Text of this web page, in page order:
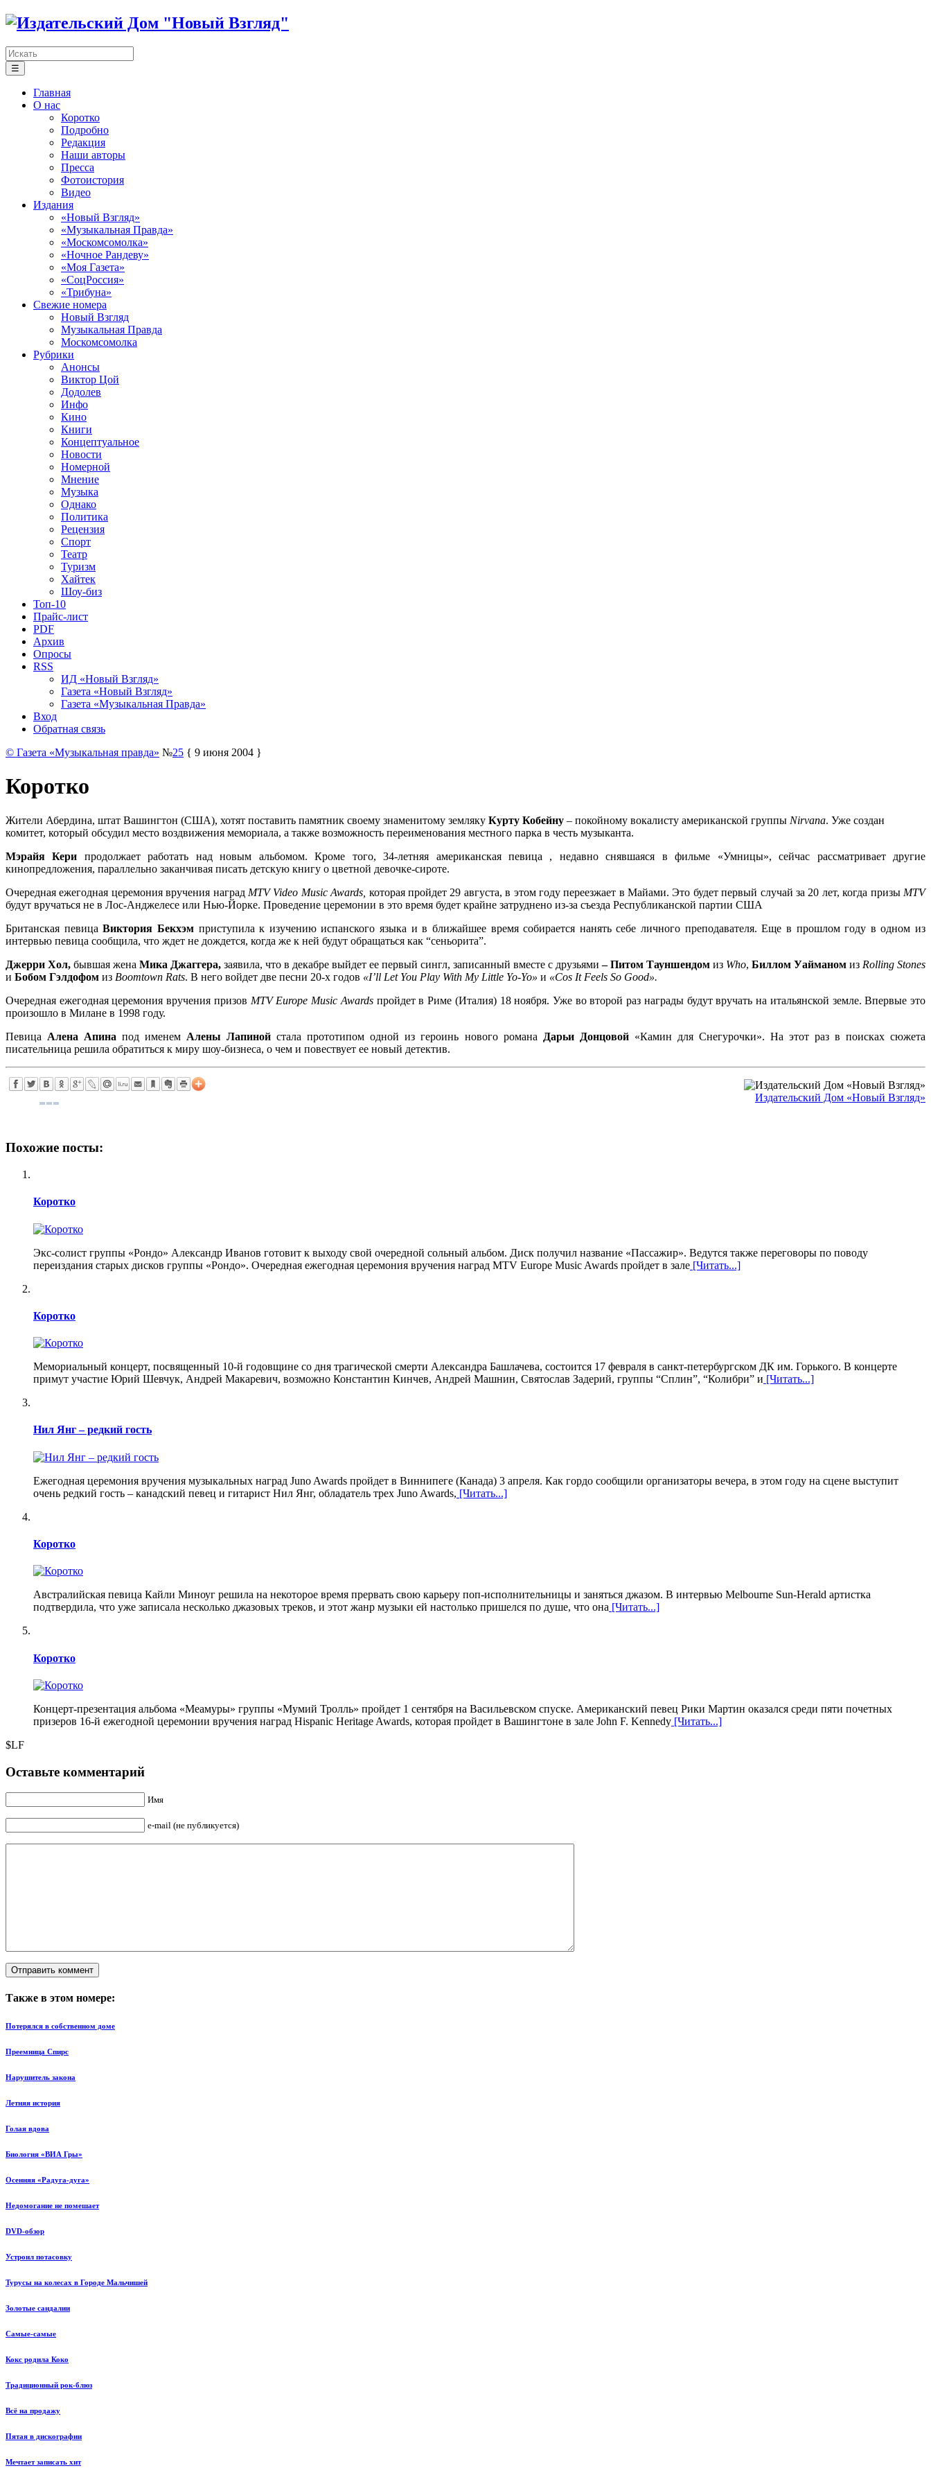
☰
Главная
О нас
Коротко
Подробно
Редакция
Наши авторы
Пресса
Фотоистория
Видео
Издания
«Новый Взгляд»
«Музыкальная Правда»
«Москомсомолка»
«Ночное Рандеву»
«Моя Газета»
«СоцРоссия»
«Трибуна»
Свежие номера
Новый Взгляд
Музыкальная Правда
Москомсомолка
Рубрики
Анонсы
Виктор Цой
Додолев
Инфо
Кино
Книги
Концептуальное
Новости
Номерной
Мнение
Музыка
Однако
Политика
Рецензия
Спорт
Театр
Туризм
Хайтек
Шоу-биз
Топ-10
Прайс-лист
PDF
Архив
Опросы
RSS
ИД «Новый Взгляд»
Газета «Новый Взгляд»
Газета «Музыкальная Правда»
Вход
Обратная связь
© Газета «Музыкальная правда» №25 { 9 июня 2004 }
Коротко
Жители Абердина, штат Вашингтон (США), хотят поставить памятник своему знаменитому земляку Курту Кобейну – покойному вокалисту американской группы Nirvana. Уже создан
комитет, который обсудил место воздвижения мемориала, а также возможность переименования местного парка в честь музыканта.
Мэрайя Кери продолжает работать над новым альбомом. Кроме того, 34-летняя американская певица , недавно снявшаяся в фильме «Умницы», сейчас рассматривает другие
кинопредложения, параллельно заканчивая писать детскую книгу о цветной девочке-сироте.
Очередная ежегодная церемония вручения наград MTV Video Music Awards, которая пройдет 29 августа, в этом году переезжает в Майами. Это будет первый случай за 20 лет, когда призы MTV
будут вручаться не в Лос-Анджелесе или Нью-Йорке. Проведение церемонии в это время будет крайне затруднено из-за съезда Республиканской партии США
Британская певицаВиктория Бекхэмприступила к изучению испанского языка и в ближайшее время собирается нанять себе личного преподавателя. Еще в прошлом году в одном из
интервью певица сообщила, что ждет не дождется, когда же к ней будут обращаться как “сеньорита”.
Джерри Хол, бывшая жена Мика Джаггера, заявила, что в декабре выйдет ее первый сингл, записанный вместе с друзьями– Питом Тауншендом из Who, Биллом Уайманом из Rolling Stones
и Бобом Гэлдофом из Boomtown Rats. В него войдет две песни 20-х годов «I’ll Let You Play With My Little Yo-Yo» и «Cos It Feels So Good».
Очередная ежегодная церемония вручения призов MTV Europe Music Awardsпройдет в Риме (Италия) 18 ноября. Уже во второй раз награды будут вручать на итальянской земле. Впервые это
произошло в Милане в 1998 году.
Певица Алена Апина под именем Алены Лапиной стала прототипом одной из героинь нового романа Дарьи Донцовой«Камин для Снегурочки». На этот раз в поисках сюжета
писательница решила обратиться к миру шоу-бизнеса, о чем и повествует ее новый детектив.
Издательский Дом «Новый Взгляд»
Похожие посты:
Коротко
Экс-солист группы «Рондо» Александр Иванов готовит к выходу свой очередной сольный альбом. Диск получил название «Пассажир». Ведутся также переговоры по поводу
переиздания старых дисков группы «Рондо». Очередная ежегодная церемония вручения наград MTV Europe Music Awards пройдет в зале [Читать...]
Коротко
Мемориальный концерт, посвященный 10-й годовщине со дня трагической смерти Александра Башлачева, состоится 17 февраля в санкт-петербургском ДК им. Горького. В концерте
примут участие Юрий Шевчук, Андрей Макаревич, возможно Константин Кинчев, Андрей Машнин, Святослав Задерий, группы “Сплин”, “Колибри” и [Читать...]
Нил Янг – редкий гость
Ежегодная церемония вручения музыкальных наград Juno Awards пройдет в Виннипеге (Канада) 3 апреля. Как гордо сообщили организаторы вечера, в этом году на сцене выступит
очень редкий гость – канадский певец и гитарист Нил Янг, обладатель трех Juno Awards, [Читать...]
Коротко
Австралийская певица Кайли Миноуг решила на некоторое время прервать свою карьеру поп-исполнительницы и заняться джазом. В интервью Melbourne Sun-Herald артистка
подтвердила, что уже записала несколько джазовых треков, и этот жанр музыки ей настолько пришелся по душе, что она [Читать...]
Коротко
Концерт-презентация альбома «Меамуры» группы «Мумий Тролль» пройдет 1 сентября на Васильевском спуске. Американский певец Рики Мартин оказался среди пяти почетных
призеров 16-й ежегодной церемонии вручения наград Hispanic Heritage Awards, которая пройдет в Вашингтоне в зале John F. Kennedy [Читать...]
$LF
Оставьте комментарий
Имя
e-mail (не публикуется)
Также в этом номере:
Потерялся в собственном доме
Преемница Спирс
Нарушитель закона
Летняя история
Голая вдова
Биология «ВИА Гры»
Осенняя «Радуга-дуга»
Недомогание не помешает
DVD-обзор
Устроил потасовку
Турусы на колесах в Городе Мальчишей
Золотые сандалии
Самые-самые
Кокс родила Коко
Традиционный рок-блюз
Всё на продажу
Пятая в дискографии
Мечтает записать хит